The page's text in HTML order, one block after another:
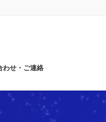
わせ・ご連絡